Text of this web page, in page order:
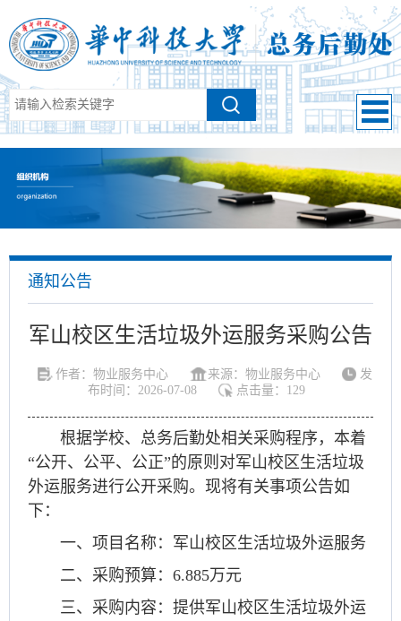
通知公告
军山校区生活垃圾外运服务采购公告
作者：物业服务中心 来源：物业服务中心
发
布时间：2026-07-08
点击量： 129
根据学校、总务后勤处相关采购程序，本着
“公开、公平、公正”的原则对军山校区生活垃圾
外运服务进行公开采购。现将有关事项公告如
下：
一、项目名称：军山校区生活垃圾外运服务
二、采购预算：6.885万元
三、采购内容：提供军山校区生活垃圾外运